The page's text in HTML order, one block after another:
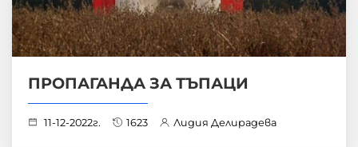
ПРОПАГАНДА ЗА ТЪПАЦИ
11-12-2022г. 1623 Лидия Делирадева